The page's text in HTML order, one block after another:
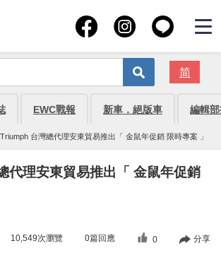
简
EWC戰報 新車．絕版車 編輯
Triumph 台灣總代理安東貿易推出「 金鼠年促銷 限時專案 」
代理安東貿易推出「 金鼠年促銷
10,549次瀏覽 0篇回應 0 分享